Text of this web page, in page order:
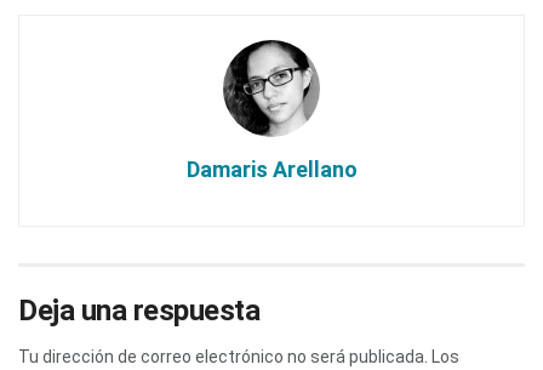
Damaris Arellano
Deja una respuesta
Tu dirección de correo electrónico no será publicada.
Los